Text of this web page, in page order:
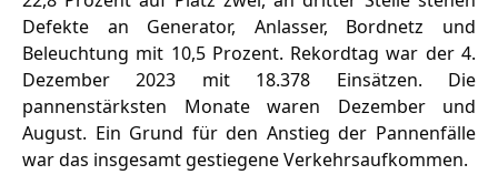
Defekte an Generator, Anlasser, Bordnetz und
Beleuchtung mit 10,5 Prozent. Rekordtag war der 4.
Dezember 2023 mit 18.378 Einsätzen. Die
pannenstärksten Monate waren Dezember und
August. Ein Grund für den Anstieg der Pannenfälle
war das insgesamt gestiegene Verkehrsaufkommen.